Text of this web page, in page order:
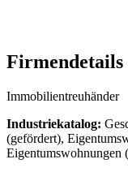
Immobilientreuhänder
Industriekatalog:
(gefördert),
Eigentumswohnungen